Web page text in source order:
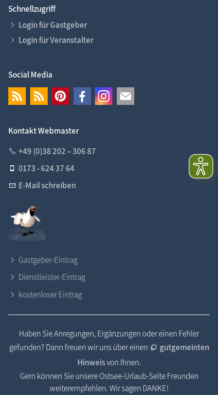
Schnellzugriff
Login für Gastgeber
Login für Veranstalter
Social Media
Kontakt Webmaster
+49 (0)38 202 – 306 87
0173 - 624 37 64
E-Mail schreiben
Gastgeber-Eintrag
Dienstleister-Eintrag
kostenloser Eintrag
Haben Sie Anregungen, Ergänzungen oder einen Fehler
gefunden? Dann freuen wir uns über einen
gutgemeinten
Hinweisvon Ihnen.
Gern können Sie unsere Ostsee-Urlaub-Seite Freunden
weiterempfehlen. Wir sagen DANKE!